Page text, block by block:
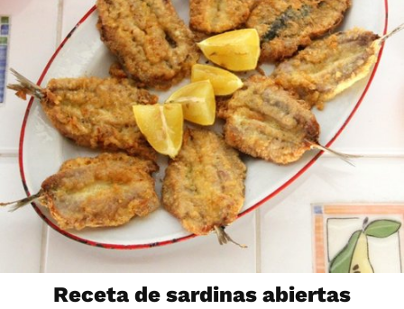
Receta de sardinas abiertas